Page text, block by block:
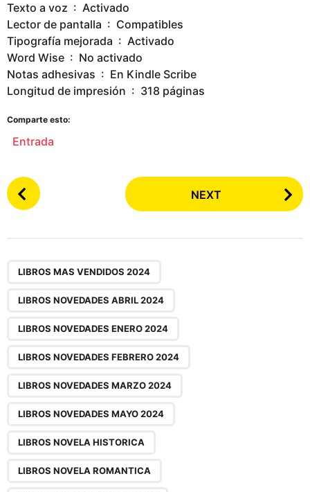
Texto a voz ‏ : ‎ Activado
Lector de pantalla ‏ : ‎ Compatibles
Tipografía mejorada ‏ : ‎ Activado
Word Wise ‏ : ‎ No activado
Notas adhesivas ‏ : ‎ En Kindle Scribe
Longitud de impresión ‏ : ‎ 318 páginas
Comparte esto:
Entrada
P
o
NEXT
LIBROS MAS VENDIDOS 2024
LIBROS NOVEDADES ABRIL 2024
LIBROS NOVEDADES ENERO 2024
LIBROS NOVEDADES FEBRERO 2024
LIBROS NOVEDADES MARZO 2024
LIBROS NOVEDADES MAYO 2024
LIBROS NOVELA HISTORICA
LIBROS NOVELA ROMANTICA